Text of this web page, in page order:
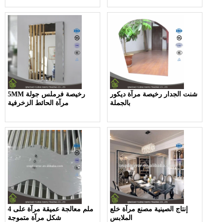
5MM رخيصة فرملس جولة
مرآة الحائط الزخرفية
شنت الجدار رخيصة مرآة ديكور
بالجملة
4 ملم معالجة عميقة مرآة على
شكل مرآة متموجة
إنتاج الصينية مصنع مرآة خلع
الملابس